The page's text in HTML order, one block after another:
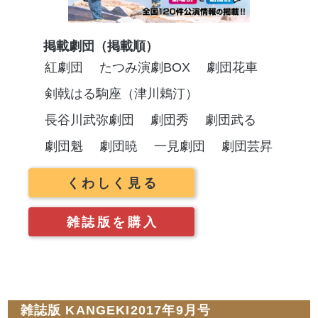
掲載劇団（掲載順）
紅劇団
たつみ演劇BOX
劇団花車
剣戟はる駒座（津川鵣汀）
長谷川武弥劇団
劇団秀
劇団武る
劇団魁
劇団暁 一見劇団 劇団芸昇
くわしく見る
雑誌版を購入
雑誌版 KANGEKI2017年9月号